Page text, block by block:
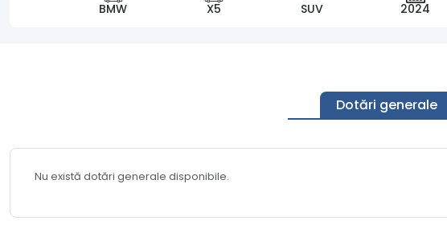
BMW X5 SUV 2024
Dotări generale
Nu există dotări generale disponibile.